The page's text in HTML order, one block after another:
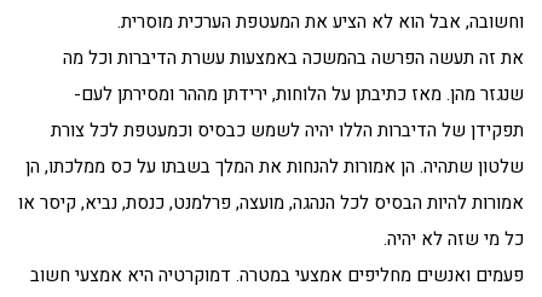
וחשובה, אבל הוא לא הציע את המעטפת הערכית מוסרית.
את זה תעשה הפרשה בהמשכה באמצעות עשרת הדיברות וכל מה
שנגזר מהן. מאז כתיבתן על הלוחות, ירידתן מההר ומסירתן לעם-
תפקידן של הדיברות הללו יהיה לשמש כבסיס וכמעטפת לכל צורת
שלטון שתהיה. הן אמורות להנחות את המלך בשבתו על כס ממלכתו, הן
אמורות להיות הבסיס לכל הנהגה, מועצה, פרלמנט, כנסת, נביא, קיסר או
כל מי שזה לא יהיה.
פעמים ואנשים מחליפים אמצעי במטרה. דמוקרטיה היא אמצעי חשוב